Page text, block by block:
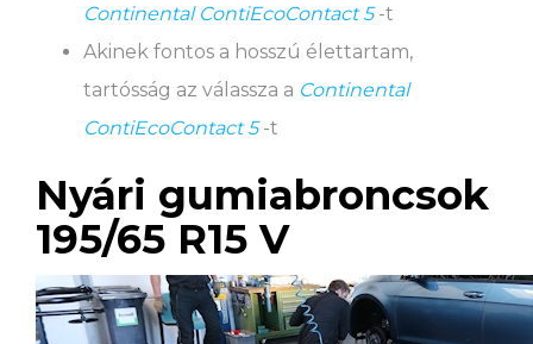
Continental ContiEcoContact 5-t
Akinek fontos a hosszú élettartam,
tartósság az válassza a Continental
ContiEcoContact 5-t
Nyári gumiabroncsok
195/65 R15 V